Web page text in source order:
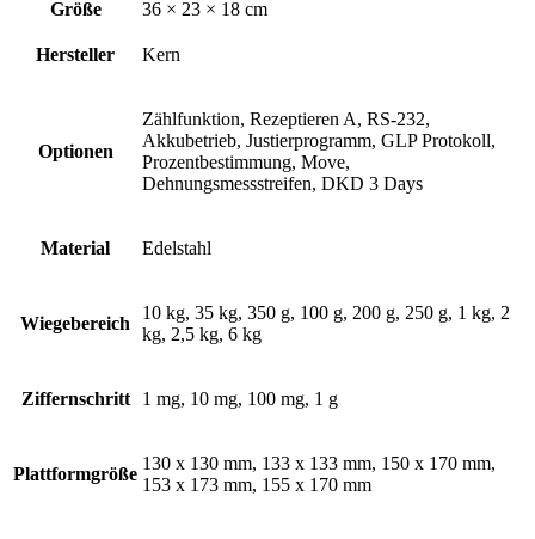
Größe 36 × 23 × 18 cm
Hersteller Kern
Optionen
Zählfunktion, Rezeptieren A, RS-232,
Akkubetrieb, Justierprogramm, GLP Protokoll,
Prozentbestimmung, Move,
Dehnungsmessstreifen, DKD 3 Days
Material Edelstahl
Wiegebereich
10 kg, 35 kg, 350 g, 100 g, 200 g, 250 g, 1 kg, 2
kg, 2,5 kg, 6 kg
Ziffernschritt 1 mg, 10 mg, 100 mg, 1 g
Plattformgröße
130 x 130 mm, 133 x 133 mm, 150 x 170 mm,
153 x 173 mm, 155 x 170 mm